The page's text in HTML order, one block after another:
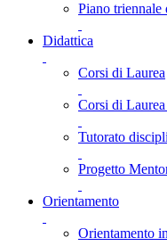
Piano triennale
Didattica
Corsi di Laurea
Corsi di
Tutorato
Progetto
Orientamento
Orientamento